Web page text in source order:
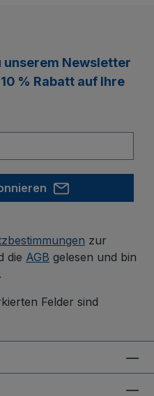
unserem Newsletter
10 % Rabatt auf Ihre
zur
die AGB gelesen und bin
Felder sind